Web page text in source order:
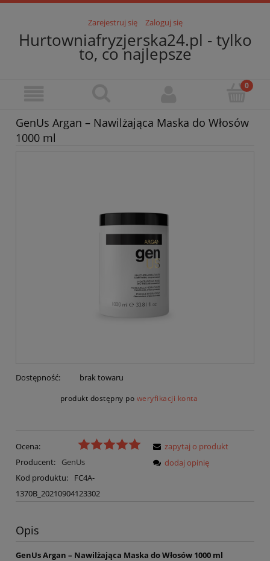
Zarejestruj się Zaloguj się
Hurtowniafryzjerska24.pl - tylko
to, co najlepsze
GenUs Argan – Nawilżająca Maska do Włosów
1000 ml
Dostępność: brak towaru
produkt dostępny po weryfikacji konta
Ocena:
Producent:
GenUs
Kod produktu:
FC4A-
1370B_20210904123302
zapytaj o produkt
dodaj opinię
Opis
GenUs Argan – Nawilżająca Maska do Włosów 1000 ml